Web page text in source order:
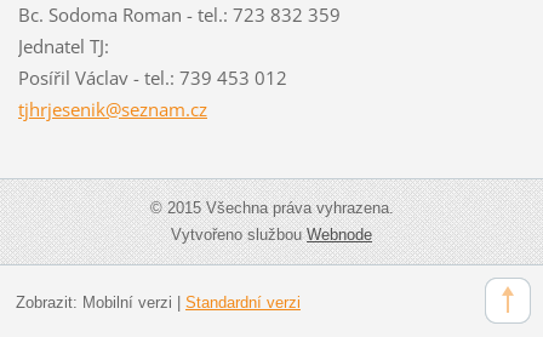
Bc. Sodoma Roman - tel.: 723 832 359
Jednatel TJ:
Posířil Václav - tel.: 739 453 012
tjhrjesenik@seznam.cz
© 2015 Všechna práva vyhrazena.
Vytvořeno službouWebnode
Zobrazit: Mobilní verzi Standardní verzi